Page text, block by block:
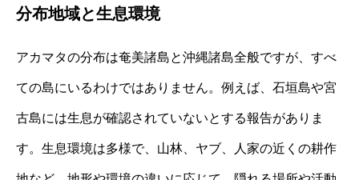
分布地域と生息環境
アカマタの分布は奄美諸島と沖縄諸島全般ですが、すべ
ての島にいるわけではありません。例えば、石垣島や宮
古島には生息が確認されていないとする報告がありま
す。生息環境は多様で、山林、ヤブ、人家の近くの耕作